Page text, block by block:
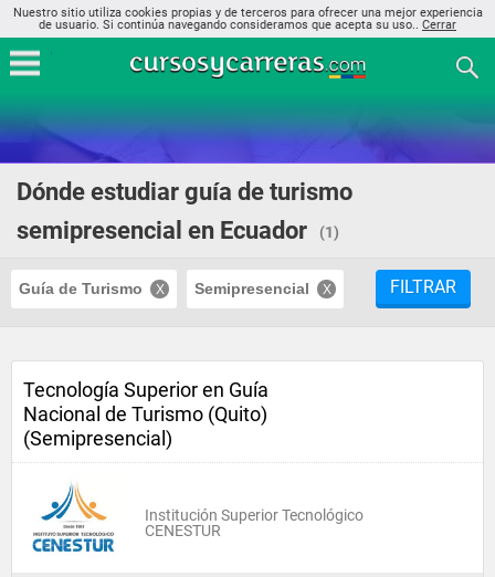
Nuestro sitio utiliza cookies propias y de terceros para ofrecer una mejor experiencia
de usuario. Si continúa navegando consideramos que acepta su uso.. Cerrar
Dónde estudiar guía de turismo
semipresencial en Ecuador
(1)
Guía de Turismo Semipresencial FILTRAR
Tecnología Superior en Guía
Nacional de Turismo (Quito)
(Semipresencial)
Institución Superior Tecnológico
CENESTUR